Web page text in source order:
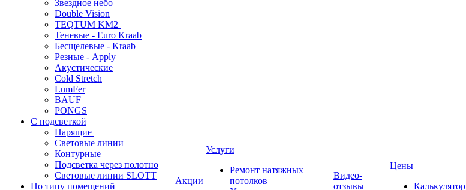
Звездное небо
Double Vision
TEQTUM KM2
Теневые - Euro Kraab
Бесщелевые - Kraab
Резные - Apply
Акустические
Cold Stretch
LumFer
BAUF
PONGS
С подсветкой
Парящие
Световые линии
Контурные
Подсветка через полотно
Световые линии SLOTT
По типу помещений
Акции
Услуги
Ремонт натяжных
потолков
Видео-
отзывы
Цены
Калькулятор